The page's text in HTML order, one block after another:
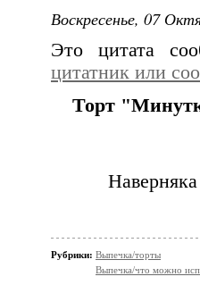
Воскресенье, 07
Это цитата
цитатник или
Торт
Рубрики: Выпечка/торты
Выпечка/что можно